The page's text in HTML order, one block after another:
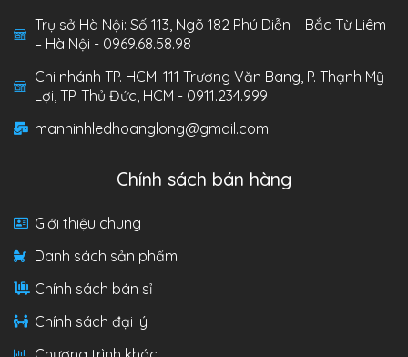
Trụ sở Hà Nội: Số 113, Ngõ 182 Phú Diễn – Bắc Từ Liêm
– Hà Nội - 0969.68.58.98
Chi nhánh TP. HCM: 111 Trương Văn Bang, P. Thạnh Mỹ
Lợi, TP. Thủ Đức, HCM - 0911.234.999
manhinhledhoanglong@gmail.com
Chính sách bán hàng
Giới thiệu chung
Danh sách sản phẩm
Chính sách bán sỉ
Chính sách đại lý